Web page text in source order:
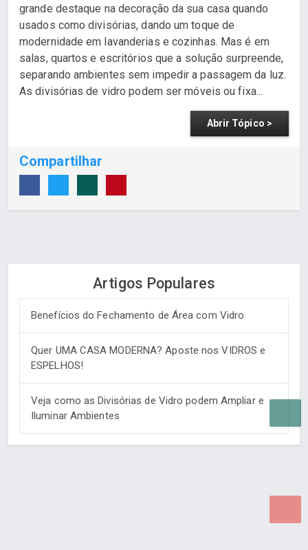
grande destaque na decoração da sua casa quando
usados como divisórias, dando um toque de
modernidade em lavanderias e cozinhas. Mas é em
salas, quartos e escritórios que a solução surpreende,
separando ambientes sem impedir a passagem da luz.
As divisórias de vidro podem ser móveis ou fixa...
Abrir Tópico >
Compartilhar
Artigos Populares
Benefícios do Fechamento de Área com Vidro
Quer UMA CASA MODERNA? Aposte nos VIDROS e
ESPELHOS!
Veja como as Divisórias de Vidro podem Ampliar e
Iluminar Ambientes